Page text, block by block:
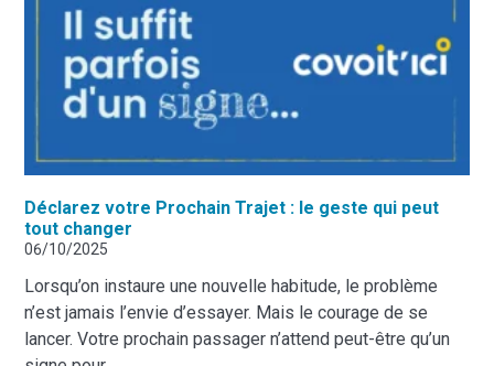
Déclarez votre Prochain Trajet : le geste qui peut
tout changer
06/10/2025
Lorsqu’on instaure une nouvelle habitude, le problème
n’est jamais l’envie d’essayer. Mais le courage de se
lancer. Votre prochain passager n’attend peut-être qu’un